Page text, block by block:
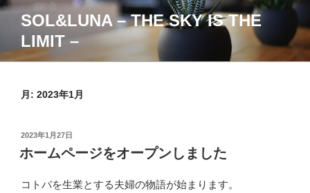
コ
SOL&LUNA – THE SKY IS THE
LIMIT –
月: 2023年1月
投
稿
日:
2023年1月27日
ホームページをオープンしました
コトバを生業とする夫婦の物語が始まります。